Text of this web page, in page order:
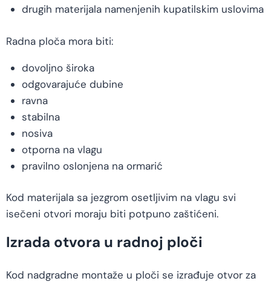
drugih materijala namenjenih kupatilskim uslovima
Radna ploča mora biti:
dovoljno široka
odgovarajuće dubine
ravna
stabilna
nosiva
otporna na vlagu
pravilno oslonjena na ormarić
Kod materijala sa jezgrom osetljivim na vlagu svi
isečeni otvori moraju biti potpuno zaštićeni.
Izrada otvora u radnoj ploči
Kod nadgradne montaže u ploči se izrađuje otvor za